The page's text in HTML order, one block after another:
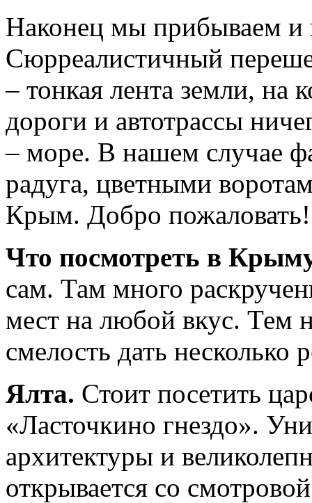
Наконец мы прибываем
Сюрреалистичный
– тонкая лента земли, на
дороги и автотрассы
– море. В нашем случае
радуга, цветными
Крым. Добро пожаловать!
Что посмотреть в
сам. Там много
мест на любой вкус. Тем
смелость дать несколько
Ялта. Стоит посетить
«Ласточкино гнездо».
архитектуры и
открывается со